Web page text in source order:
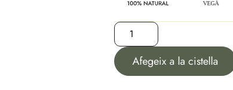
Afegeix a la cistella